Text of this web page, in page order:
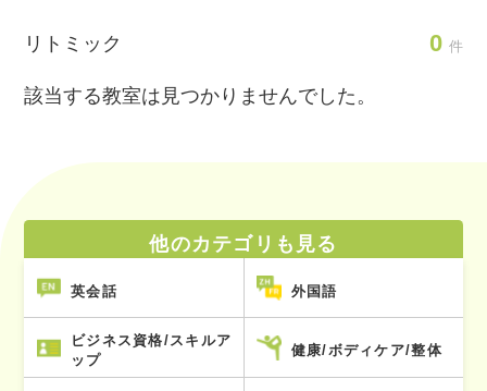
リトミック 0 件
該当する教室は見つかりませんでした。
他のカテゴリも見る
英会話 外国語
ビジネス資格/スキルア
ップ
健康/ボディケア/整体